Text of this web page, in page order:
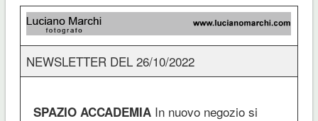
NEWSLETTER DEL 26/10/2022
SPAZIO ACCADEMIA In nuovo negozio si